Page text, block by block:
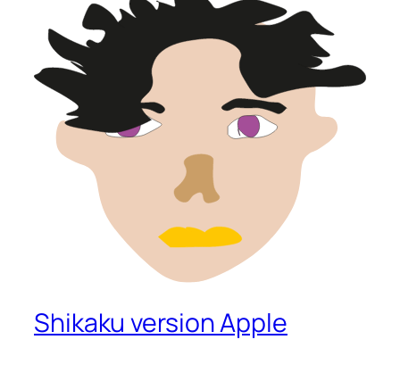
Shikaku version Apple